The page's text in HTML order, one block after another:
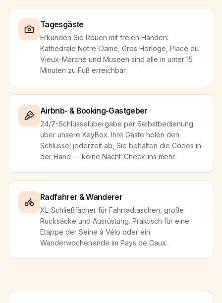
Tagesgäste
Erkunden Sie Rouen mit freien Händen:
Kathedrale Notre-Dame, Gros Horloge, Place du
Vieux-Marché und Museen sind alle in unter 15
Minuten zu Fuß erreichbar.
Airbnb- & Booking-Gastgeber
24/7-Schlüsselübergabe per Selbstbedienung
über unsere KeyBox. Ihre Gäste holen den
Schlüssel jederzeit ab, Sie behalten die Codes in
der Hand — keine Nacht-Check-ins mehr.
Radfahrer & Wanderer
XL-Schließfächer für Fahrradtaschen, große
Rucksäcke und Ausrüstung. Praktisch für eine
Etappe der Seine à Vélo oder ein
Wanderwochenende im Pays de Caux.